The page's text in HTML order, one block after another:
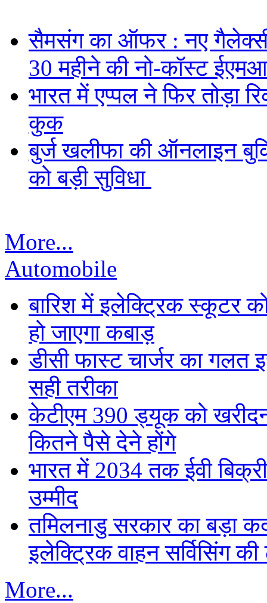
सैमसंग का ऑफर : नए
30 महीने की नो-कॉस्ट
भारत में एप्पल ने फिर तोड़ा
कुक
बुर्ज खलीफा की ऑनलाइन
को बड़ी सुविधा
More...
Automobile
बारिश में इलेक्ट्रिक स्कूटर को
हो जाएगा कबाड़
डीसी फास्ट चार्जर का गलत
सही तरीका
केटीएम 390 ड्यूक को
कितने पैसे देने होंगे
भारत में 2034 तक ईवी
उम्मीद
तमिलनाडु सरकार का बड़ा
इलेक्ट्रिक वाहन सर्विसिंग
More...